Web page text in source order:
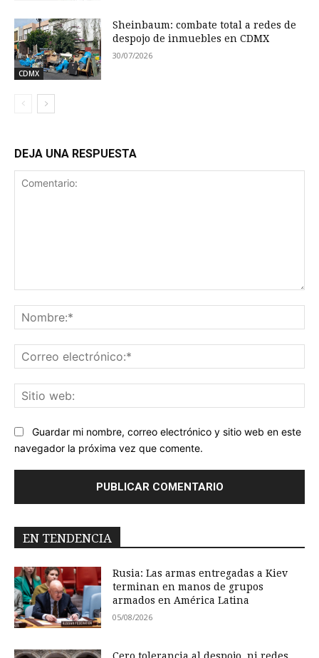
CDMX
Sheinbaum: combate total a redes de
despojo de inmuebles en CDMX
30/07/2026
DEJA UNA RESPUESTA
Guardar mi nombre, correo electrónico y sitio web en este
navegador la próxima vez que comente.
EN TENDENCIA
Rusia: Las armas entregadas a Kiev
terminan en manos de grupos
armados en América Latina
05/08/2026